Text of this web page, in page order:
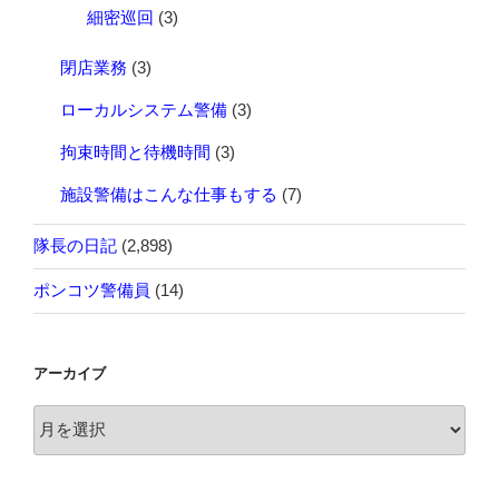
細密巡回 (3)
閉店業務 (3)
ローカルシステム警備 (3)
拘束時間と待機時間 (3)
施設警備はこんな仕事もする (7)
隊長の日記 (2,898)
ポンコツ警備員 (14)
アーカイブ
ー